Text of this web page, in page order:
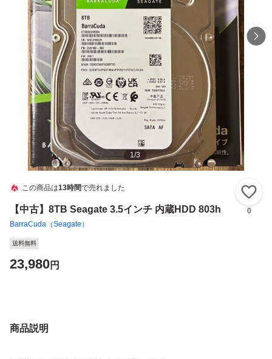
1/3
この商品は13時間で売れました
【中古】8TB Seagate 3.5インチ 内蔵HDD 803h
BarraCuda（Seagate）
0
送料無料
23,980円
商品説明